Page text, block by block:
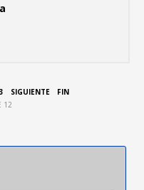
3 SIGUIENTE
FIN
12